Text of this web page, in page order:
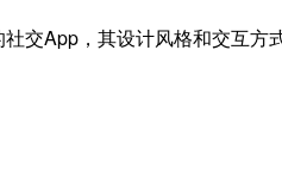
交App，其设计风格和交互方